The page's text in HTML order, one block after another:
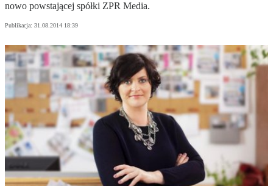
nowo powstającej spółki ZPR Media.
Publikacja: 31.08.2014 18:39